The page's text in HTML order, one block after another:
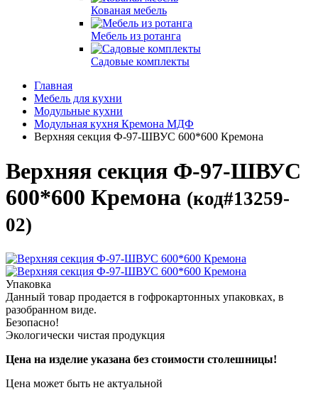
Кованая мебель
Мебель из ротанга
Садовые комплекты
Главная
Мебель для кухни
Модульные кухни
Модульная кухня Кремона МДФ
Верхняя секция Ф-97-ШВУС 600*600 Кремона
Верхняя секция Ф-97-ШВУС
600*600 Кремона (код#13259-
02)
Упаковка
Данный товар продается в гофрокартонных упаковках, в
разобранном виде.
Безопасно!
Экологически чистая продукция
Цена на изделие указана без стоимости столешницы!
Цена может быть не актуальной